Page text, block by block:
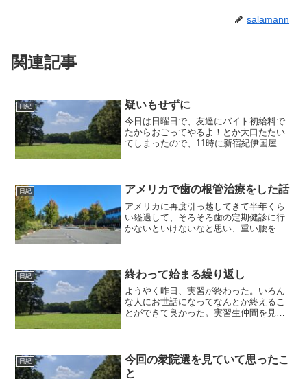
salamann
関連記事
日紀 疑いもせずに
今日は日曜日で、友達にバイト初給料で
たからおごってやるよ！とか大口たたい
てしまったので、11時に新宿紀伊国屋本
アの夏」を頑張ってD...
日紀 アメリカで歯の根管治療をした話
アメリカに再度引っ越してきて半年くら
い経過して、そろそろ歯の定期健診に行
かないといけないなと思い、重い腰を上
きたくないのだが、前にア...
日紀 終わって始まる繰り返し
ようやく昨日、実習が終わった。いろん
な人にお世話になってなんとか終えるこ
とができて良かった。実習生仲間を見て
ろやってくれたし、授業見...
日紀
今回の衆院選を見ていて思ったこ
と